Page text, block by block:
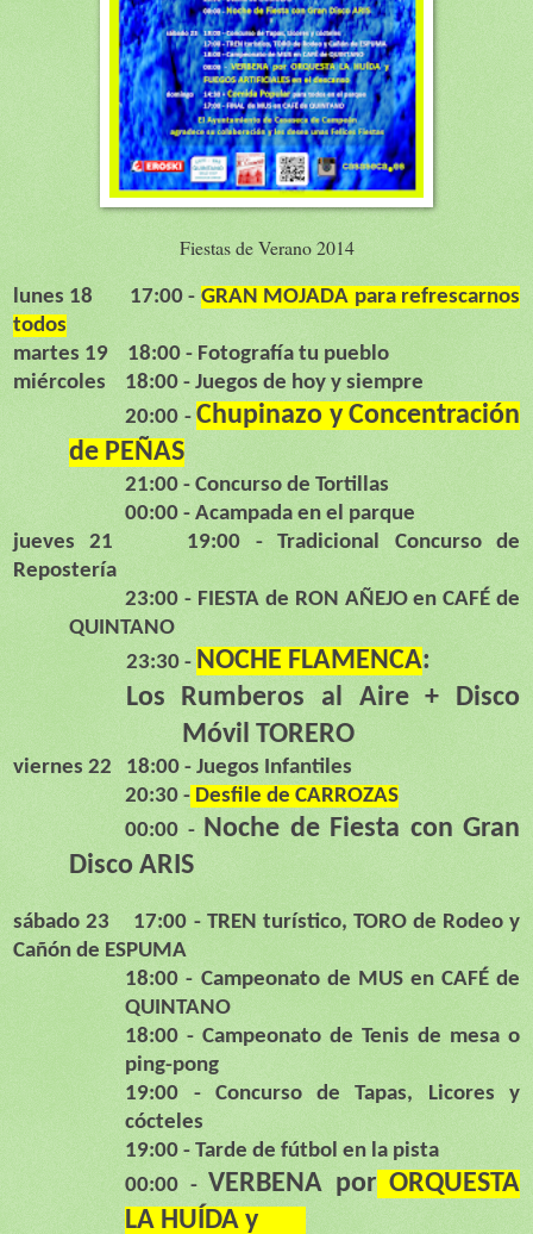
Fiestas de Verano 2014
lunes 18 17:00 - GRAN MOJADA para refrescarnos
todos
martes 19 18:00 - Fotografía tu pueblo
miércoles 18:00 - Juegos de hoy y siempre
20:00 -Chupinazo y Concentración
de PEÑAS
21:00 - Concurso de Tortillas
00:00 - Acampada en el parque
jueves 21 19:00 - Tradicional Concurso de
Repostería
23:00 - FIESTA de RON AÑEJO en CAFÉ de
QUINTANO
23:30 - NOCHE FLAMENCA:
Los Rumberos al Aire + Disco
Móvil TORERO
viernes 22
18:00 - Juegos Infantiles
20:30 - Desfile de CARROZAS
00:00 - Noche de Fiesta con Gran
Disco ARIS
sábado 23 17:00 - TREN turístico, TORO de Rodeo y
Cañón de ESPUMA
18:00 - Campeonato de MUS en CAFÉ de
QUINTANO
18:00 - Campeonato de Tenis de mesa o
ping-pong
19:00 - Concurso de Tapas, Licores y
cócteles
19:00 - Tarde de fútbol en la pista
00:00 - VERBENA por ORQUESTA
LA HUÍDA y